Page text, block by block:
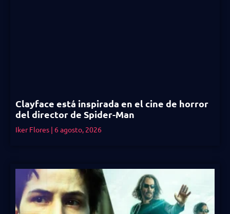
Clayface está inspirada en el cine de horror
del director de Spider-Man
Iker Flores 6 agosto, 2026